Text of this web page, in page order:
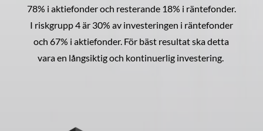
78% i aktiefonder och resterande 18% i räntefonder.
I riskgrupp 4 är 30% av investeringen i räntefonder
och 67% i aktiefonder. För bäst resultat ska detta
vara en långsiktig och kontinuerlig investering.